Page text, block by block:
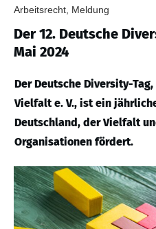
Arbeitsrecht, Meldung
Der 12. Deutsche
Mai 2024
Der Deutsche Diversity-
Vielfalt e. V., ist ein
Deutschland, der Vielfalt
Organisationen fördert.